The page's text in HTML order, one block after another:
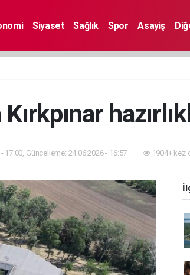
Siyaset Sağlık Spor Asayiş
17:00, Güncelleme: 24.06.2026 - 16:57 1904+ kez